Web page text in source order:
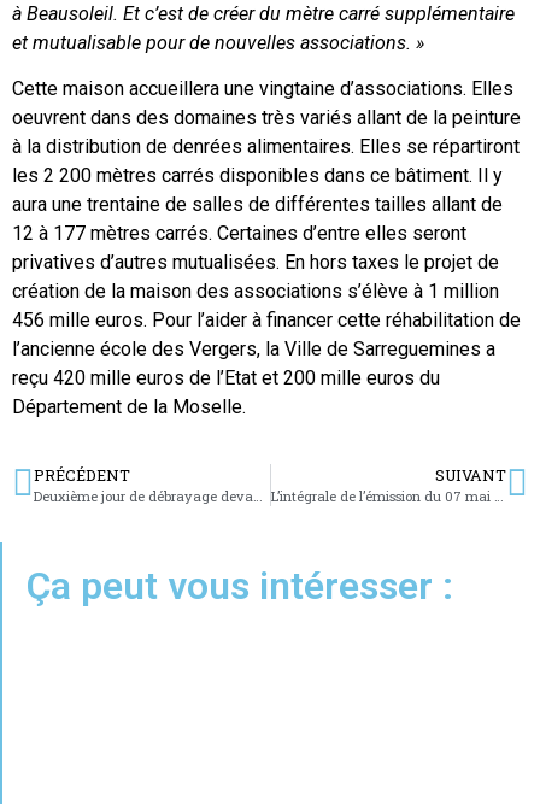
à Beausoleil. Et c’est de créer du mètre carré supplémentaire
et mutualisable pour de nouvelles associations. »
Cette maison accueillera une vingtaine d’associations. Elles
oeuvrent dans des domaines très variés allant de la peinture
à la distribution de denrées alimentaires. Elles se répartiront
les 2 200 mètres carrés disponibles dans ce bâtiment. Il y
aura une trentaine de salles de différentes tailles allant de
12 à 177 mètres carrés. Certaines d’entre elles seront
privatives d’autres mutualisées. En hors taxes le projet de
création de la maison des associations s’élève à 1 million
456 mille euros. Pour l’aider à financer cette réhabilitation de
l’ancienne école des Vergers, la Ville de Sarreguemines a
reçu 420 mille euros de l’Etat et 200 mille euros du
Département de la Moselle.
PRÉCÉDENT SUIVANT
Ça peut vous intéresser :